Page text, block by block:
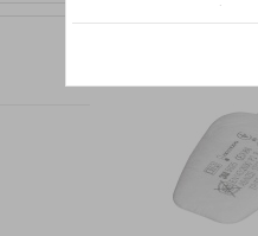
W przypadku
Państwem i
wysłanie
informacji o
której udzieliliście
Każda Państwa
Polityka
Klauzula